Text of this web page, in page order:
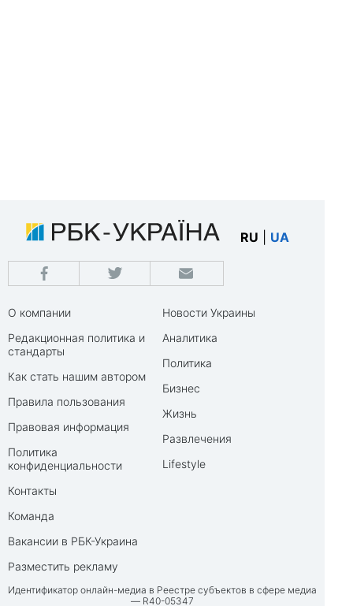
RU UA
О компании
Редакционная политика и
стандарты
Как стать нашим автором
Правила пользования
Правовая информация
Политика
конфиденциальности
Контакты
Команда
Вакансии в РБК-Украина
Разместить рекламу
Новости Украины
Аналитика
Политика
Бизнес
Жизнь
Развлечения
Lifestyle
Идентификатор онлайн-медиа в Реестре субъектов в сфере медиа
— R40-05347